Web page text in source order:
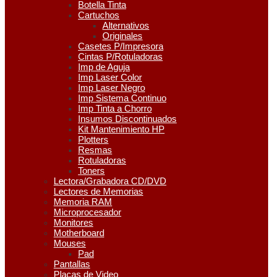
Botella Tinta
Cartuchos
Alternativos
Originales
Casetes P/Impresora
Cintas P/Rotuladoras
Imp de Aguja
Imp Laser Color
Imp Laser Negro
Imp Sistema Continuo
Imp Tinta a Chorro
Insumos Discontinuados
Kit Mantenimiento HP
Plotters
Resmas
Rotuladoras
Toners
Lectora/Grabadora CD/DVD
Lectores de Memorias
Memoria RAM
Microprocesador
Monitores
Motherboard
Mouses
Pad
Pantallas
Placas de Video